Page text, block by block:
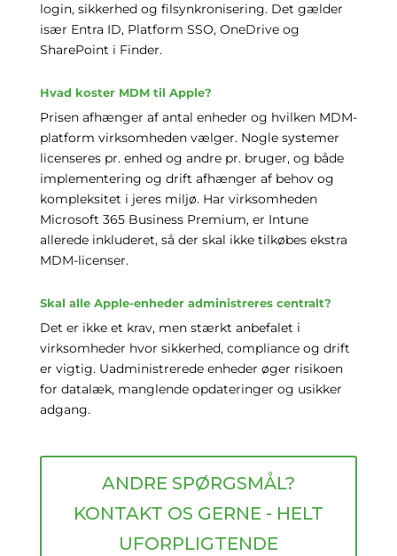
login, sikkerhed og filsynkronisering. Det gælder
især Entra ID, Platform SSO, OneDrive og
SharePoint i Finder.
Hvad koster MDM til Apple?
Prisen afhænger af antal enheder og hvilken MDM-
platform virksomheden vælger. Nogle systemer
licenseres pr. enhed og andre pr. bruger, og både
implementering og drift afhænger af behov og
kompleksitet i jeres miljø. Har virksomheden
Microsoft 365 Business Premium, er Intune
allerede inkluderet, så der skal ikke tilkøbes ekstra
MDM-licenser.
Skal alle Apple-enheder administreres centralt?
Det er ikke et krav, men stærkt anbefalet i
virksomheder hvor sikkerhed, compliance og drift
er vigtig. Uadministrerede enheder øger risikoen
for datalæk, manglende opdateringer og usikker
adgang.
ANDRE SPØRGSMÅL?
KONTAKT OS GERNE - HELT
UFORPLIGTENDE